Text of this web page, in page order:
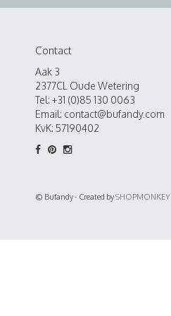
Contact
Aak 3
2377CL Oude Wetering
Tel: +31 (0)85 130 0063
Email: contact@bufandy.com
KvK: 57190402
© Bufandy - Created bySHOPMONKEY